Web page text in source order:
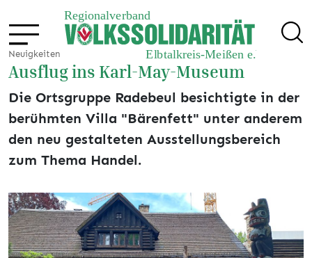
Neuigkeiten
Ausflug ins Karl-May-Museum
Die Ortsgruppe Radebeul besichtigte in der
berühmten Villa "Bärenfett" unter anderem
den neu gestalteten Ausstellungsbereich
zum Thema Handel.